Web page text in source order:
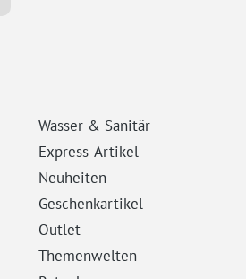
Wasser & Sanitär
Express-Artikel
Neuheiten
Geschenkartikel
Outlet
Themenwelten